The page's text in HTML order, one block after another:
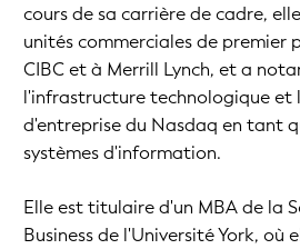
cours de sa carrière de cadre,
unités commerciales de premier
CIBC et à Merrill Lynch, et a
l'infrastructure technologique et
d'entreprise du Nasdaq en tant
systèmes d'information.
Elle est titulaire d'un MBA de la
Business de l'Université York, où